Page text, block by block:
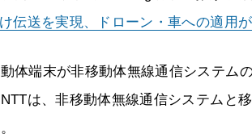
伝送を実現、ドローン・車への適用
体端末が非移動体無線通信システム
は、非移動体無線通信システムと